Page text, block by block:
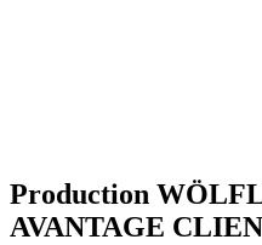
Production
AVANTAGE